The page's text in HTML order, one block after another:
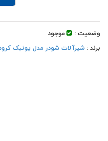
وضعیت :
موجود
برند : شیرآلات شودر مدل یونیک